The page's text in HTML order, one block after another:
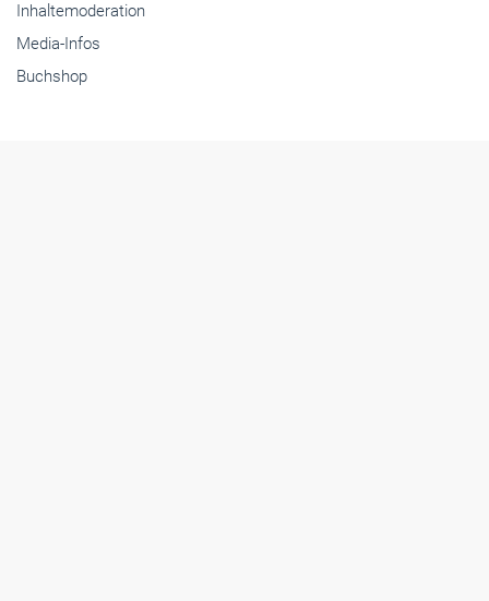
Inhaltemoderation
Media-Infos
Buchshop